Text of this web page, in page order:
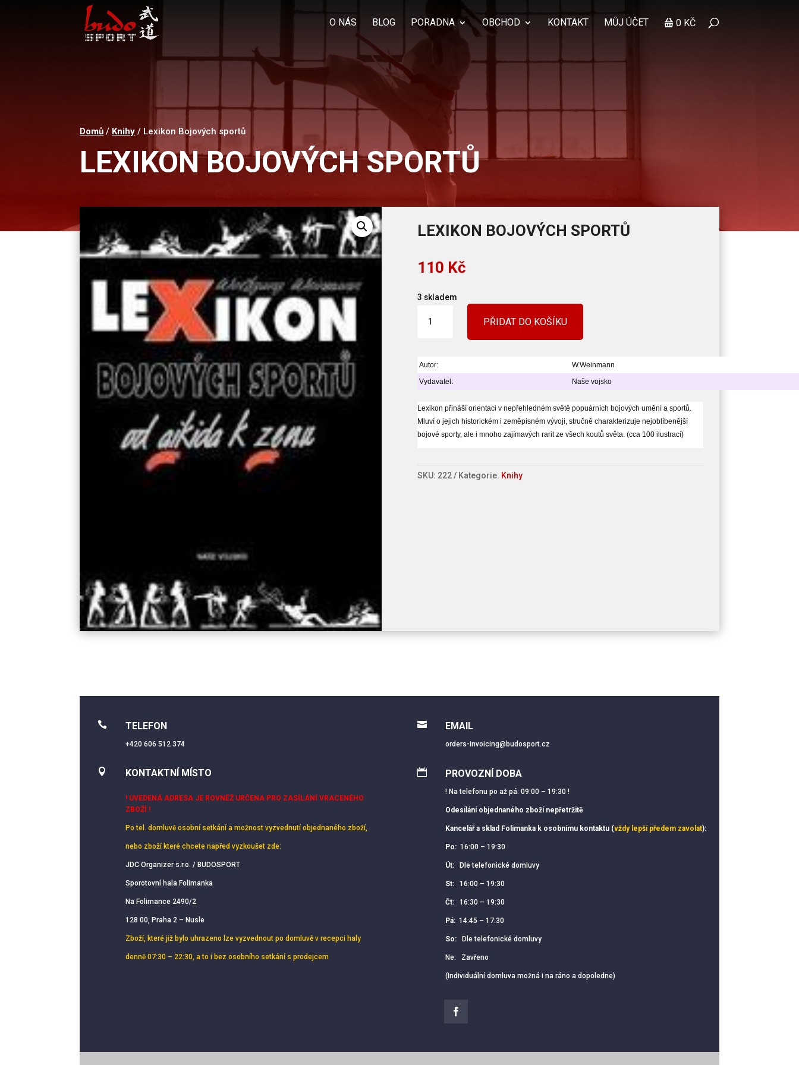
O NÁS BLOG PORADNA OBCHOD KONTAKT MŮJ ÚČET 0 KČ
Products
search
Domů / Knihy / Lexikon Bojových sportů
LEXIKON BOJOVÝCH SPORTŮ
LEXIKON BOJOVÝCH SPORTŮ
110 Kč
3 skladem
Bojových
PŘIDAT DO KOŠÍKU
Autor:
W.Weinmann
Vydavatel:
Naše vojsko
Lexikon přináší orientaci v nepřehledném světě popuárních bojových umění a sportů.
Mluví o jejich historickém i zeměpisném vývoji, stručně charakterizuje nejoblíbenější
bojové sporty, ale i mnoho zajímavých rarit ze všech koutů světa. (cca 100 ilustrací)
SKU: 222 Kategorie: Knihy
 TELEFON
+420 606 512 374
 KONTAKTNÍ MÍSTO
! UVEDENÁ ADRESA JE ROVNĚŽ URČENA PRO ZASÍLÁNÍ VRACENÉHO
ZBOŽÍ !
Po tel. domluvě osobní setkánía možnost vyzvednutí objednaného zboží,
nebo zboží které chcete napřed vyzkoušet zde:
JDC Organizer s.r.o. / BUDOSPORT
Sporotovní hala Folimanka
Na Folimance 2490/2
128 00, Praha 2 – Nusle
Zboží, které již bylo uhrazeno lze vyzvednout po domluvě v recepci haly
denně 07:30 – 22:30, a to i bez osobního setkání s prodejcem
 EMAIL
orders-invoicing@budosport.cz
 PROVOZNÍ DOBA
! Na telefonu po až pá: 09:00 – 19:30 !
Odesílání objednaného zboží nepřetržitě
Kancelář a sklad Folimanka k osobnímu kontaktu (vždy lepší předem zavolat):
Po: 16:00 – 19:30
Út:Dle telefonické domluvy
St: 16:00 – 19:30
Čt: 16:30 – 19:30
Pá:14:45 – 17:30
So: Dle telefonické domluvy
Ne: Zavřeno
(Individuální domluva možná i na ráno a dopoledne)